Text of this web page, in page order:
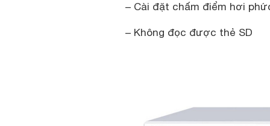
– Cài đặt chấm điểm hơi
– Không đọc được thẻ SD